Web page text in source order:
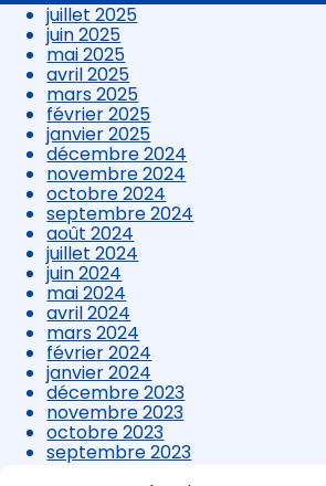
juillet 2025
juin 2025
mai 2025
avril 2025
mars 2025
février 2025
janvier 2025
décembre 2024
novembre 2024
octobre 2024
septembre 2024
août 2024
juillet 2024
juin 2024
mai 2024
avril 2024
mars 2024
février 2024
janvier 2024
décembre 2023
novembre 2023
octobre 2023
septembre 2023
août 2023